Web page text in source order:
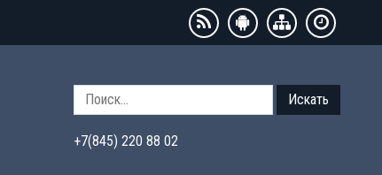
Искать
+7(845) 220 88 02